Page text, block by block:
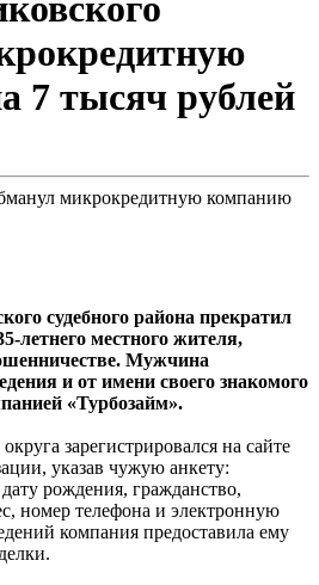
7 тысяч рублей
судебного района прекратил
летнего местного жителя,
Мужчина
и от имени своего знакомого
«Турбозайм».
зарегистрировался на сайте
указав чужую анкету:
рождения, гражданство,
номер телефона и электронную
компания предоставила ему